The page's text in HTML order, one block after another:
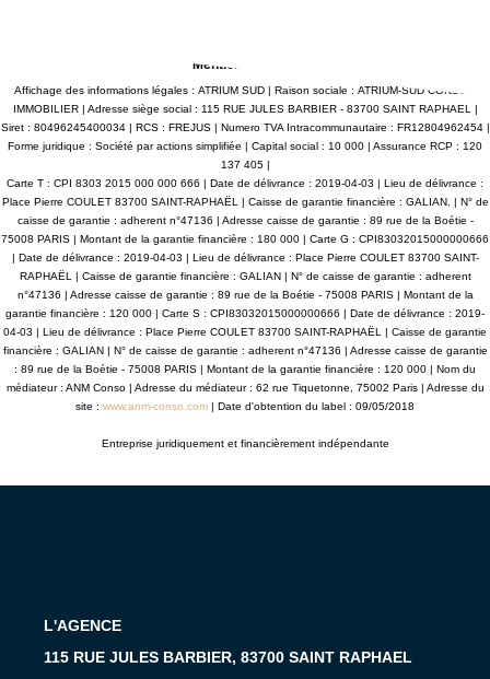
Mentions légales
Affichage des informations légales : ATRIUM SUD | Raison sociale : ATRIUM-SUD CONSEIL
IMMOBILIER | Adresse siège social : 115 RUE JULES BARBIER - 83700 SAINT RAPHAEL |
Siret : 80496245400034 | RCS : FREJUS | Numero TVA Intracommunautaire : FR12804962454 |
Forme juridique : Société par actions simplifiée | Capital social : 10 000 | Assurance RCP : 120
137 405 |
Carte T : CPI 8303 2015 000 000 666 | Date de délivrance : 2019-04-03 | Lieu de délivrance :
Place Pierre COULET 83700 SAINT-RAPHAËL | Caisse de garantie financière : GALIAN. | N° de
caisse de garantie : adherent n°47136 | Adresse caisse de garantie : 89 rue de la Boétie -
75008 PARIS | Montant de la garantie financière : 180 000 | Carte G : CPI83032015000000666
| Date de délivrance : 2019-04-03 | Lieu de délivrance : Place Pierre COULET 83700 SAINT-
RAPHAËL | Caisse de garantie financière : GALIAN | N° de caisse de garantie : adherent
n°47136 | Adresse caisse de garantie : 89 rue de la Boétie - 75008 PARIS | Montant de la
garantie financière : 120 000 | Carte S : CPI83032015000000666 | Date de délivrance : 2019-
04-03 | Lieu de délivrance : Place Pierre COULET 83700 SAINT-RAPHAËL | Caisse de garantie
financière : GALIAN | N° de caisse de garantie : adherent n°47136 | Adresse caisse de garantie
: 89 rue de la Boétie - 75008 PARIS | Montant de la garantie financière : 120 000 | Nom du
médiateur : ANM Conso | Adresse du médiateur : 62 rue Tiquetonne, 75002 Paris | Adresse du
site : www.anm-conso.com | Date d'obtention du label : 09/05/2018
Entreprise juridiquement et financièrement indépendante
L'AGENCE
115 RUE JULES BARBIER, 83700 SAINT RAPHAEL